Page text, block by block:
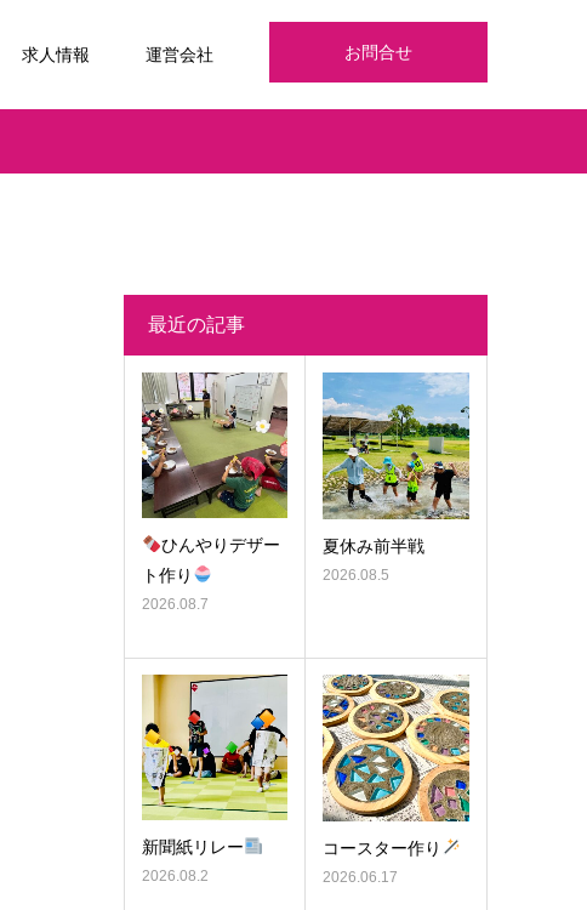
お問合せ
求人情報 運営会社
最近の記事
ひんやりデザー
ト作り
2026.08.7
夏休み前半戦
2026.08.5
新聞紙リレー
2026.08.2
コースター作り
2026.06.17